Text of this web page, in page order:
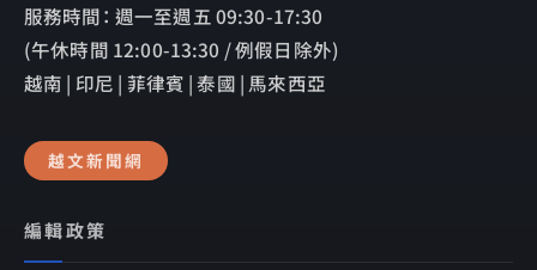
服務時間： 週一至週五 09:30-17:30
(午休時間 12:00-13:30 / 例假日除外)
越南 | 印尼 | 菲律賓 | 泰國 | 馬來西亞
越文新聞網
編輯政策